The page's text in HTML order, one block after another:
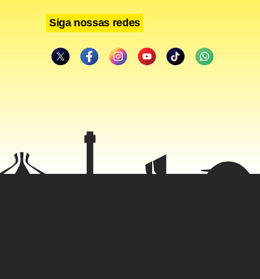
Siga nossas redes